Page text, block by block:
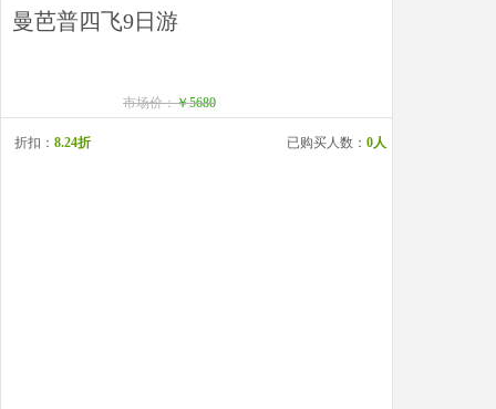
曼芭普四飞9日游
市场价：￥5680
折扣： 8.24折 已购买人数： 0人